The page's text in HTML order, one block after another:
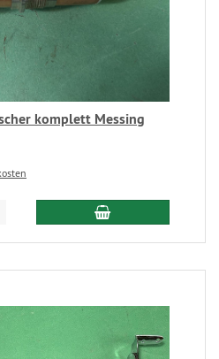
komplett Messing